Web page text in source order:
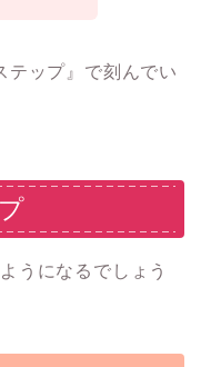
テップ』で刻んでい
うになるでしょう